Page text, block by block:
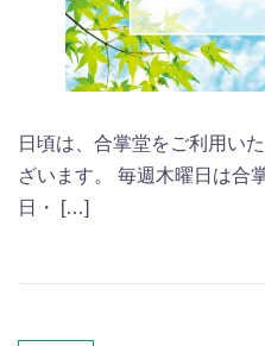
日頃は、合掌堂をご利用い
ざいます。 毎週木曜日は合
日・ […]